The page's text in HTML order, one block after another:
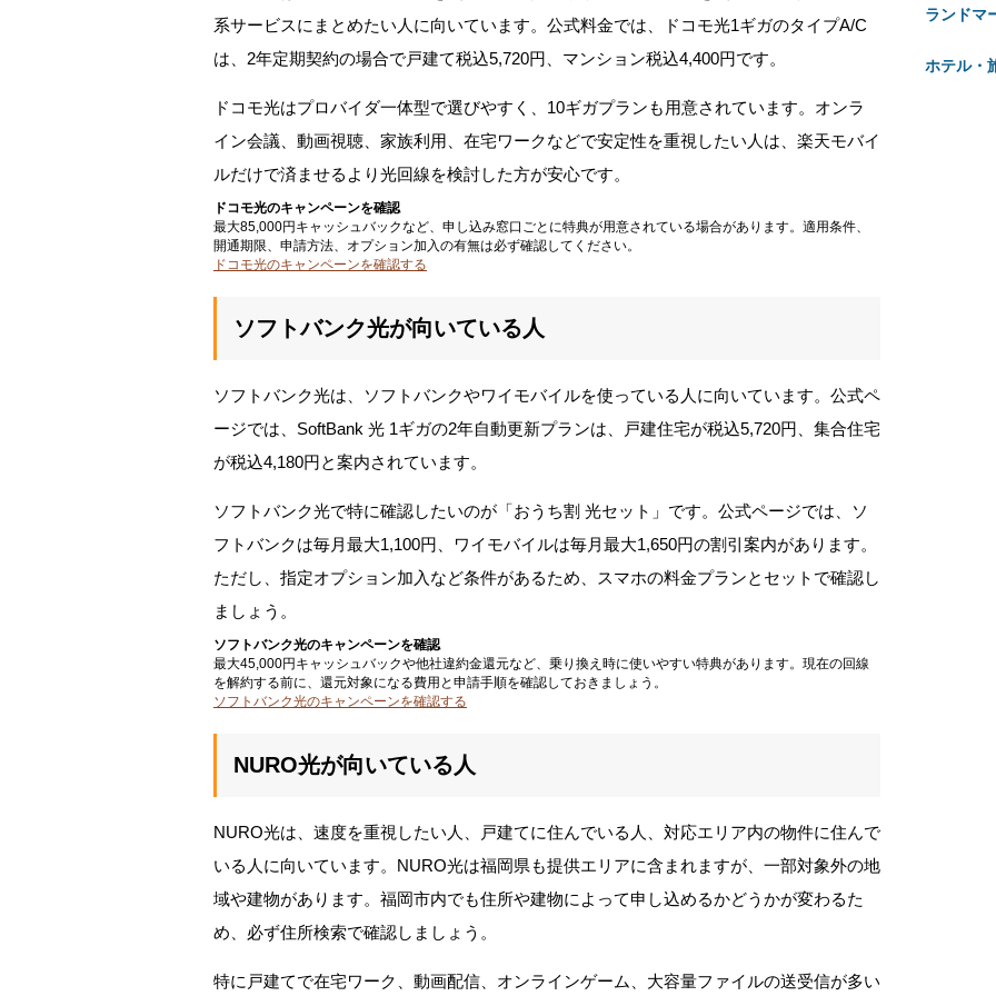
系サービスにまとめたい人に向いています。公式料金では、ドコモ光1ギガのタイプA/C
は、2年定期契約の場合で戸建て税込5,720円、マンション税込4,400円です。
ドコモ光はプロバイダ一体型で選びやすく、10ギガプランも用意されています。オンラ
イン会議、動画視聴、家族利用、在宅ワークなどで安定性を重視したい人は、楽天モバイ
ルだけで済ませるより光回線を検討した方が安心です。
ドコモ光のキャンペーンを確認
最大85,000円キャッシュバックなど、申し込み窓口ごとに特典が用意されている場合があります。適用条件、
開通期限、申請方法、オプション加入の有無は必ず確認してください。
ドコモ光のキャンペーンを確認する
ソフトバンク光が向いている人
ソフトバンク光は、ソフトバンクやワイモバイルを使っている人に向いています。公式ペ
ージでは、SoftBank 光 1ギガの2年自動更新プランは、戸建住宅が税込5,720円、集合住宅
が税込4,180円と案内されています。
ソフトバンク光で特に確認したいのが「おうち割 光セット」です。公式ページでは、ソ
フトバンクは毎月最大1,100円、ワイモバイルは毎月最大1,650円の割引案内があります。
ただし、指定オプション加入など条件があるため、スマホの料金プランとセットで確認し
ましょう。
ソフトバンク光のキャンペーンを確認
最大45,000円キャッシュバックや他社違約金還元など、乗り換え時に使いやすい特典があります。現在の回線
を解約する前に、還元対象になる費用と申請手順を確認しておきましょう。
ソフトバンク光のキャンペーンを確認する
NURO光が向いている人
NURO光は、速度を重視したい人、戸建てに住んでいる人、対応エリア内の物件に住んで
いる人に向いています。NURO光は福岡県も提供エリアに含まれますが、一部対象外の地
域や建物があります。福岡市内でも住所や建物によって申し込めるかどうかが変わるた
め、必ず住所検索で確認しましょう。
特に戸建てで在宅ワーク、動画配信、オンラインゲーム、大容量ファイルの送受信が多い
ランドマ
ホテル・